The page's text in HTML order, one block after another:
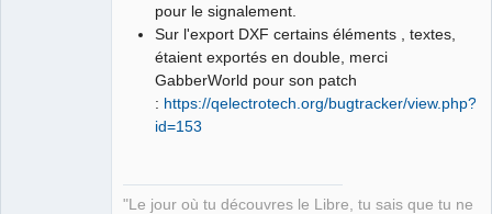
pour le signalement.
Sur l'export DXF certains éléments , textes,
étaient exportés en double, merci
GabberWorld pour son patch
: https://qelectrotech.org/bugtracker/view.php?
id=153
"Le jour où tu découvres le Libre, tu sais que tu ne